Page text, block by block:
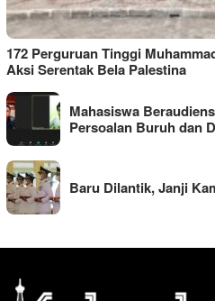
172 Perguruan Tinggi
Aksi Serentak Bela Palestina
Mahasiswa
Persoalan Buruh dan
Baru Dilantik, Janji